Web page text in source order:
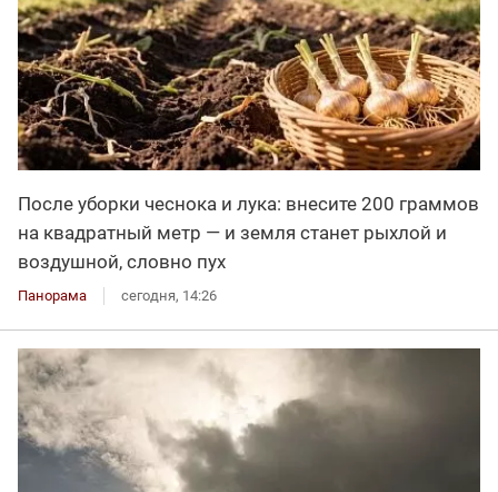
После уборки чеснока и лука: внесите 200 граммов
на квадратный метр — и земля станет рыхлой и
воздушной, словно пух
Панорама сегодня, 14:26